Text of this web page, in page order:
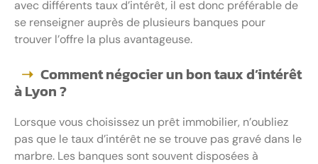
avec différents taux d’intérêt, il est donc préférable de
se renseigner auprès de plusieurs banques pour
trouver l’offre la plus avantageuse.
Comment négocier un bon taux d’intérêt
à Lyon ?
Lorsque vous choisissez un prêt immobilier, n’oubliez
pas que le taux d’intérêt ne se trouve pas gravé dans le
marbre. Les banques sont souvent disposées à